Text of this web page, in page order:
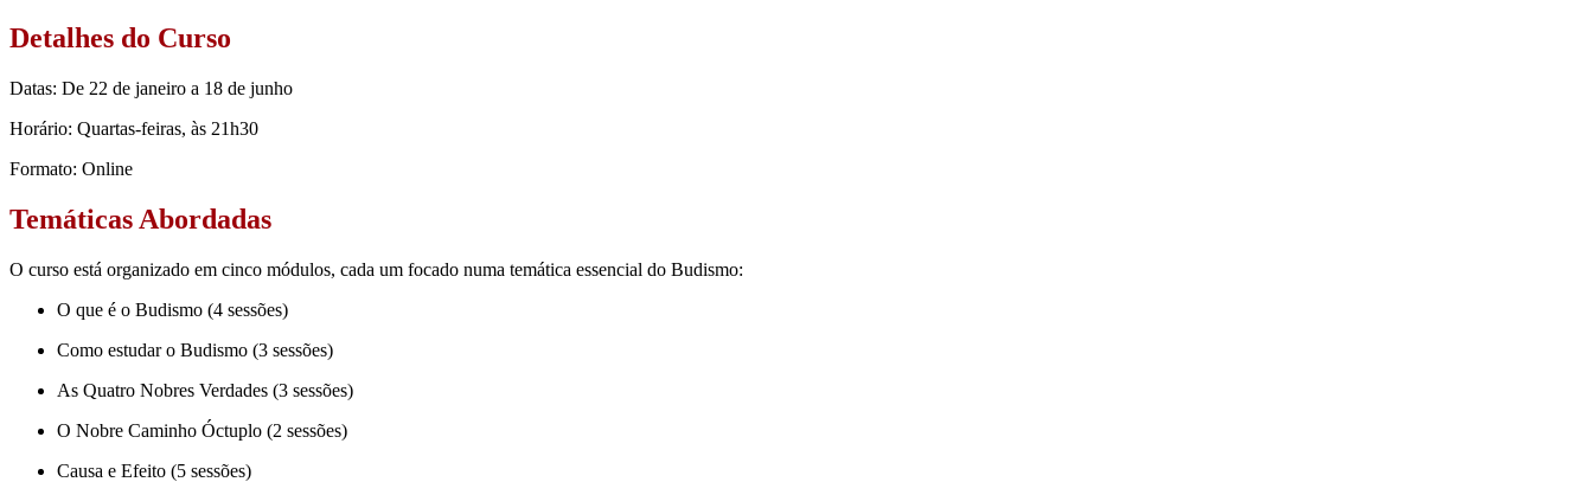
Detalhes do Curso
Datas: De 22 de janeiro a 18 de junho
Horário: Quartas-feiras, às 21h30
Formato: Online
Temáticas Abordadas
O curso está organizado em cinco módulos, cada um focado numa temática essencial do Budismo:
O que é o Budismo (4 sessões)
Como estudar o Budismo (3 sessões)
As Quatro Nobres Verdades (3 sessões)
O Nobre Caminho Óctuplo (2 sessões)
Causa e Efeito (5 sessões)